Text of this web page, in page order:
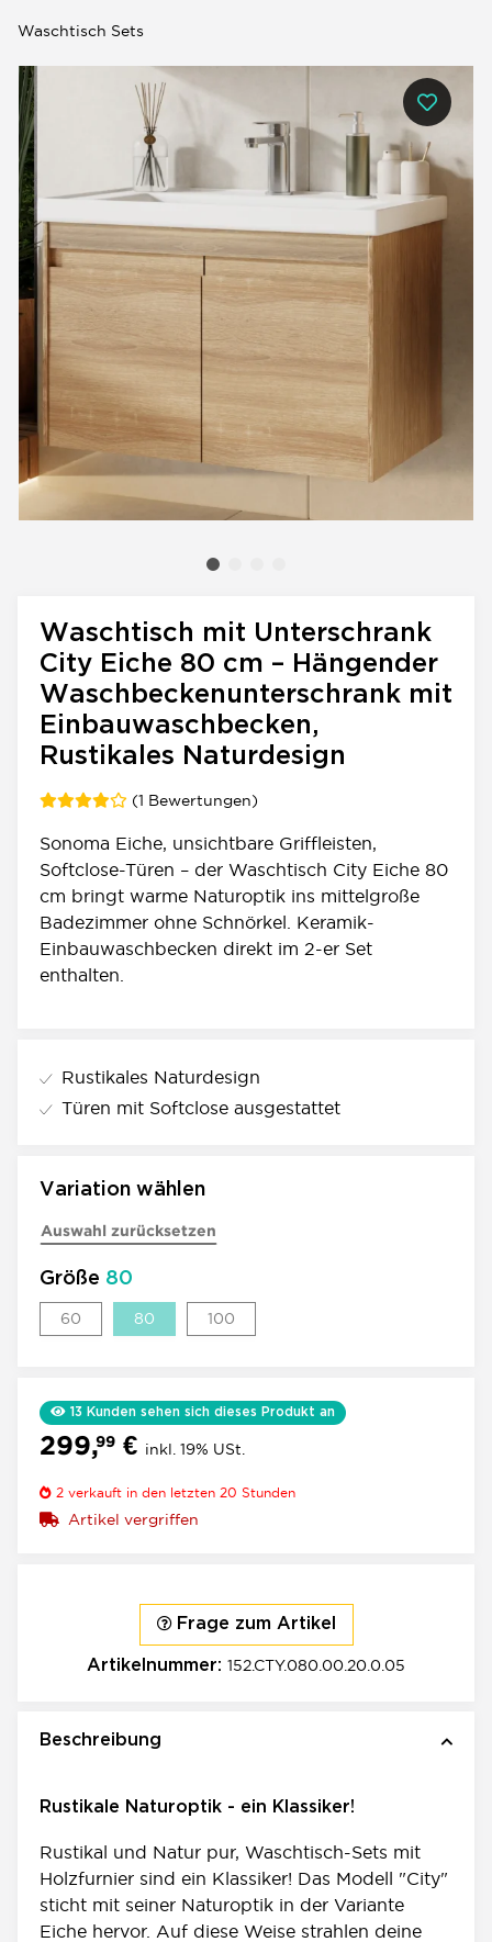
Waschtisch Sets
Waschtisch mit Unterschrank
City Eiche 80 cm – Hängender
Waschbeckenunterschrank mit
Einbauwaschbecken,
Rustikales Naturdesign
(1 Bewertungen)
Sonoma Eiche, unsichtbare Griffleisten,
Softclose-Türen – der Waschtisch City Eiche 80
cm bringt warme Naturoptik ins mittelgroße
Badezimmer ohne Schnörkel. Keramik-
Einbauwaschbecken direkt im 2-er Set
enthalten.
Rustikales Naturdesign
Türen mit Softclose ausgestattet
Variation wählen
Auswahl zurücksetzen
Größe 80
60 80 100
13 Kunden sehen sich dieses Produkt an
299,99 € inkl. 19% USt.
2 verkauft in den letzten 20 Stunden
Artikel vergriffen
Frage zum Artikel
Artikelnummer: 152.CTY.080.00.20.0.05
Beschreibung
Rustikale Naturoptik - ein Klassiker!
Rustikal und Natur pur, Waschtisch-Sets mit
Holzfurnier sind ein Klassiker! Das Modell "City"
sticht mit seiner Naturoptik in der Variante
Eiche hervor. Auf diese Weise strahlen deine